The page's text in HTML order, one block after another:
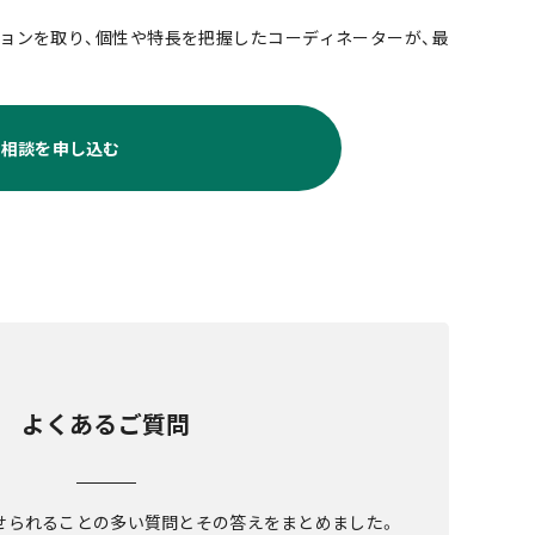
を取り、個性や特長を把握したコーディネーターが、最
談を申し込む
よくあるご質問
れることの多い質問とその答えをまとめました。